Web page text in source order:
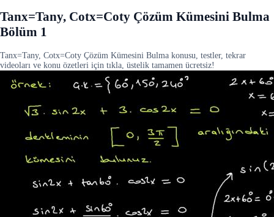
Tanx=Tany, Cotx=Coty Çözüm Kümesini Bulma
Bölüm 1
Tanx=Tany, Cotx=Coty Çözüm Kümesini Bulma konusu, testler, tekrar
videoları ve konu özetleri için tıkla, üstelik tamamen ücretsiz!